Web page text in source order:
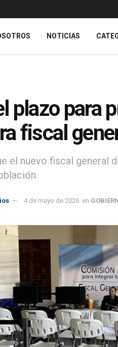
NOTICIAS
plazo para
fiscal
el nuevo fiscal general
4 de mayo de 2026 en